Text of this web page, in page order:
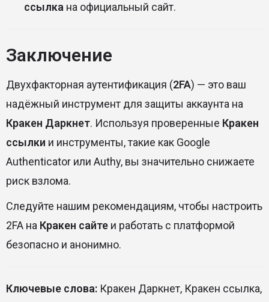
ссылка на официальный сайт.
Заключение
Двухфакторная аутентификация (2FA) — это ваш
надёжный инструмент для защиты аккаунта на
Кракен Даркнет. Используя проверенные Кракен
ссылки и инструменты, такие как Google
Authenticator или Authy, вы значительно снижаете
риск взлома.
Следуйте нашим рекомендациям, чтобы настроить
2FA на Кракен сайте и работать с платформой
безопасно и анонимно.
Ключевые слова: Кракен Даркнет, Кракен ссылка,